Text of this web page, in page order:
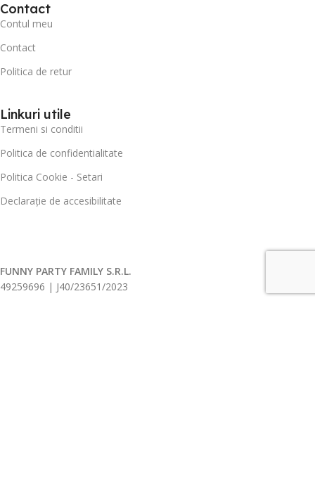
Contact
Contul meu
Contact
Politica de retur
Linkuri utile
Termeni si conditii
Politica de confidentialitate
Politica Cookie - Setari
Declarație de accesibilitate
FUNNY PARTY FAMILY S.R.L.
49259696 | J40/23651/2023